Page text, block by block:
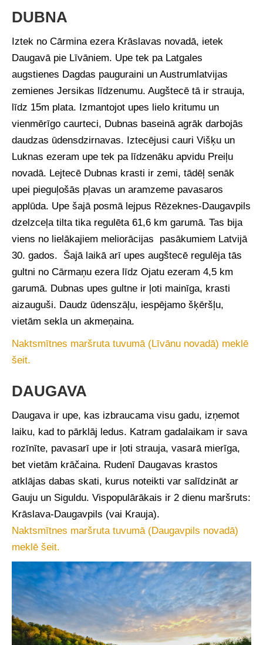
DUBNA
Iztek no Cārmina ezera Krāslavas novadā, ietek
Daugavā pie Līvāniem. Upe tek pa Latgales
augstienes Dagdas pauguraini un Austrumlatvijas
zemienes Jersikas līdzenumu. Augštecē tā ir strauja,
līdz 15m plata. Izmantojot upes lielo kritumu un
vienmērīgo caurteci, Dubnas baseinā agrāk darbojās
daudzas ūdensdzirnavas. Iztecējusi cauri Višķu un
Luknas ezeram upe tek pa līdzenāku apvidu Preiļu
novadā. Lejtecē Dubnas krasti ir zemi, tādēļ senāk
upei pieguļošās pļavas un aramzeme pavasaros
applūda. Upe šajā posmā lejpus Rēzeknes-Daugavpils
dzelzceļa tilta tika regulēta 61,6 km garumā. Tas bija
viens no lielākajiem meliorācijas pasākumiem Latvijā
30. gados. Šajā laikā arī upes augštecē regulēja tās
gultni no Cārmaņu ezera līdz Ojatu ezeram 4,5 km
garumā. Dubnas upes gultne ir ļoti mainīga, krasti
aizauguši. Daudz ūdenszāļu, iespējamo šķēršļu,
vietām sekla un akmeņaina.
Naktsmītnes maršruta tuvumā (Līvānu novadā) meklē
šeit.
DAUGAVA
Daugava ir upe, kas izbraucama visu gadu, izņemot
laiku, kad to pārklāj ledus. Katram gadalaikam ir sava
rozīnīte, pavasarī upe ir ļoti strauja, vasarā mierīga,
bet vietām krāčaina. Rudenī Daugavas krastos
atklājas dabas skati, kurus noteikti var salīdzināt ar
Gauju un Siguldu. Vispopulārākais ir 2 dienu maršruts:
Krāslava-Daugavpils (vai Krauja).
Naktsmītnes maršruta tuvumā (Daugavpils novadā)
meklē šeit.